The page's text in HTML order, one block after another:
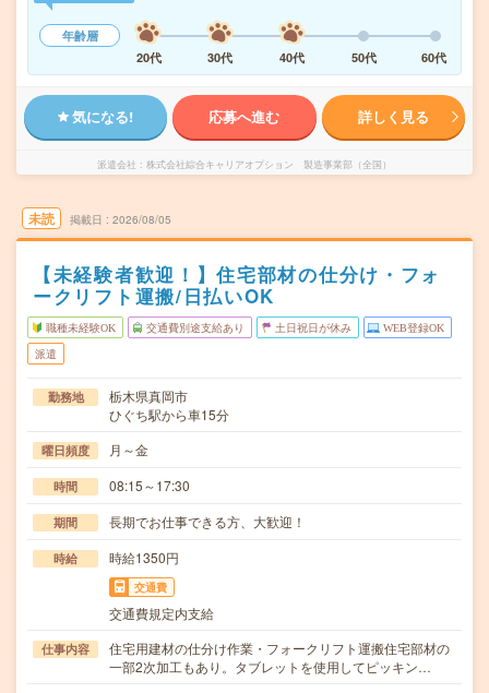
年齢層
20代
30代 40代 50代 60代
気になる! 応募へ進む 詳しく見る
派遣会社 株式会社綜合キャリアオプション 製造事業部（全国）
未読 掲載日 2026/08/05
【未経験者歓迎！】住宅部材の仕分け・フォ
ークリフト運搬/日払いOK
職種未経験OK 交通費別途支給あり 土日祝日が休み WEB登録OK
派遣
勤務地
栃木県真岡市
ひぐち駅から車15分
曜日頻度 月～金
時間 08:15～17:30
期間 長期でお仕事できる方、大歓迎！
時給 時給1350円
交通費
交通費規定内支給
仕事内容
住宅用建材の仕分け作業・フォークリフト運搬住宅部材の
一部2次加工もあり。タブレットを使用してピッキン…